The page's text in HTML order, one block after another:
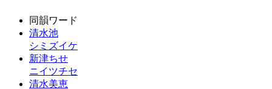
同韻ワード
清水池
シミズイケ
新津ちせ
ニイツチセ
清水美恵